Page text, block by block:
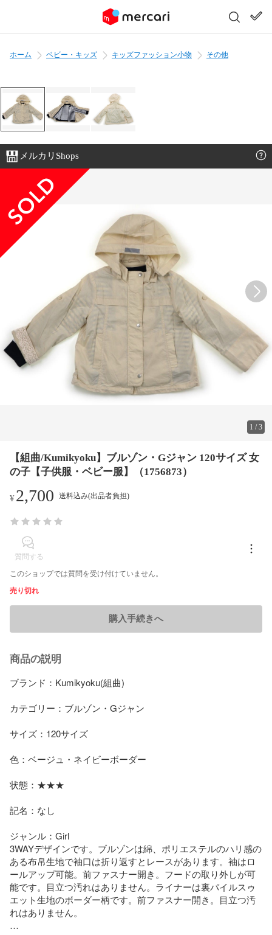
ホーム ベビー・キッズ キッズファッション小物 その他
メルカリShops
1 /3
【組曲/Kumikyoku】ブルゾン・Gジャン 120サイズ 女
の子【子供服・ベビー服】（1756873）
¥2,700 送料込み(出品者負担)
質問する
このショップでは質問を受け付けていません。
売り切れ
購入手続きへ
商品の説明
ブランド：Kumikyoku(組曲)
カテゴリー：ブルゾン・Gジャン
サイズ：120サイズ
色：ベージュ・ネイビーボーダー
状態：★★★
記名：なし
ジャンル：Girl
3WAYデザインです。ブルゾンは綿、ポリエステルのハリ感の
ある布帛生地で袖口は折り返すとレースがあります。袖はロ
ールアップ可能。前ファスナー開き。フードの取り外しが可
能です。目立つ汚れはありません。ライナーは裏パイルスゥ
エット生地のボーダー柄です。前ファスナー開き。目立つ汚
れはありません。